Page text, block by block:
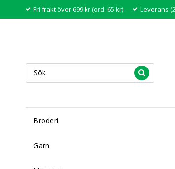
Fri frakt över 699 kr (ord. 65 kr) Leverans
Broderi
Garn